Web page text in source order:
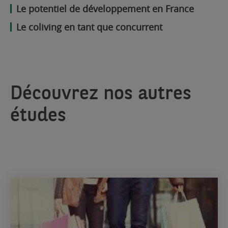
Le potentiel de développement en France
Le coliving en tant que concurrent
Découvrez nos autres
études